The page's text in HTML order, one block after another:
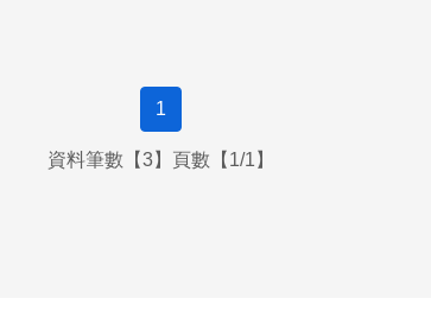
1
資料筆數【3】頁數【1/1】